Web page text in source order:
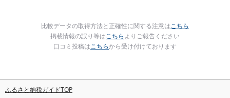
比較データの取得方法と正確性に関する注意はこちら
掲載情報の誤り等はこちらよりご報告ください
口コミ投稿はこちらから受け付けております
ふるさと納税ガイドTOP